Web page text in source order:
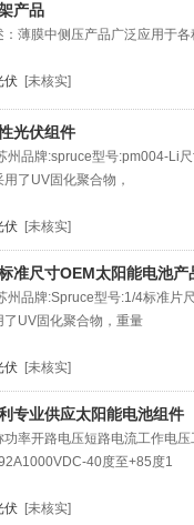
产品
：薄膜中侧压产品广泛应用于
伏 [未核实]
光伏组件
州品牌:spruce型号:pm004-Li
了UV固化聚合物，
伏 [未核实]
准尺寸OEM太阳能电池产
州品牌:Spruce型号:1/4标准片
了UV固化聚合物，重量
伏 [未核实]
专业供应太阳能电池组件
功率开路电压短路电流工作电
40度至+85度1
伏 [未核实]